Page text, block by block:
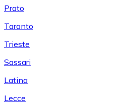
Prato
Taranto
Trieste
Sassari
Latina
Lecce